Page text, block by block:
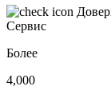
Сервис
Более
4,000